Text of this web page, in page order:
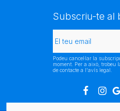
Subscriu-te al
Podeu cancel·lar la
moment. Per a això, trobeu
de contacte a l'avís legal.